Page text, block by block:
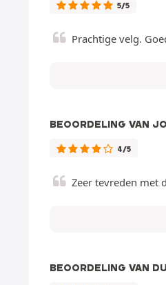
5/5
Prachtige velg.
BEOORDELING VAN
4/5
Zeer tevreden met
BEOORDELING VAN